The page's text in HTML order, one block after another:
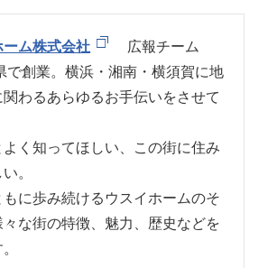
ーム株式会社
広報チーム
で創業。横浜・湘南・横須賀に地
わるあらゆるお手伝いをさせて
く知ってほしい、この街に住み
。
もに歩み続けるウスイホームのそ
な街の特徴、魅力、歴史などを